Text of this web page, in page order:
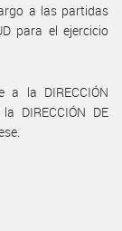
a las partidas
para el ejercicio
a la DIRECCIÓN
DIRECCIÓN DE